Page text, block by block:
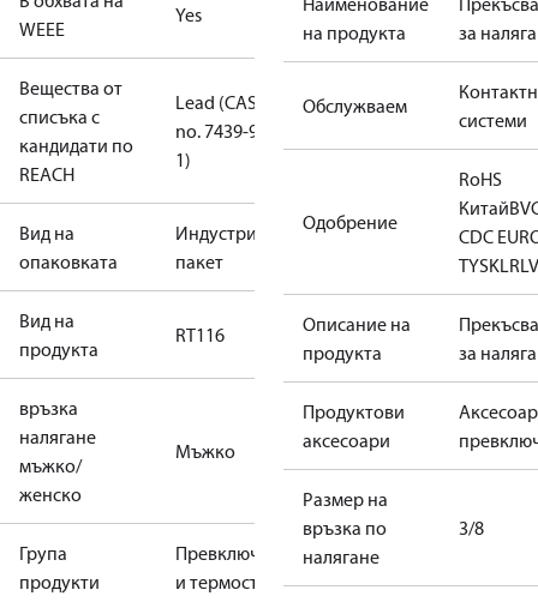
WEEE
Yes
Вещества от
списъка с
кандидати по
REACH
Lead (CAS
no. 7439-92-
1)
Вид на
опаковката
Индустриален
пакет
Вид на
продукта
RT116
връзка
налягане
мъжко/
женско
Мъжко
Група
продукти
Превключватели
и термостати
на продукта
за
Обслужваем
системи
Одобрение
RoHS
КитайBV
CDC
TYSKLR
Описание на
продукта
за
Продуктови
аксесоари
Размер на
връзка по
налягане
3/8